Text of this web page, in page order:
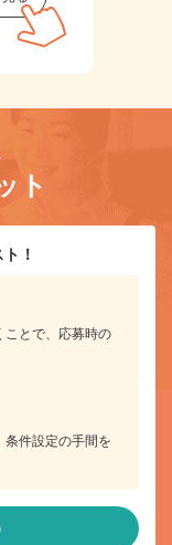
ト
！
ことで、応募時の
条件設定の手間を